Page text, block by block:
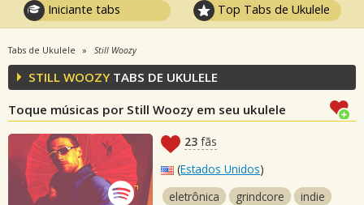
Iniciante tabs Top Tabs de Ukulele
Tabs de Ukulele Still Woozy
STILL WOOZYTABS DE UKULELE
Toque músicas por Still Woozy em seu ukulele
23 fãs
(Estados Unidos)
eletrônica
grindcore
indie